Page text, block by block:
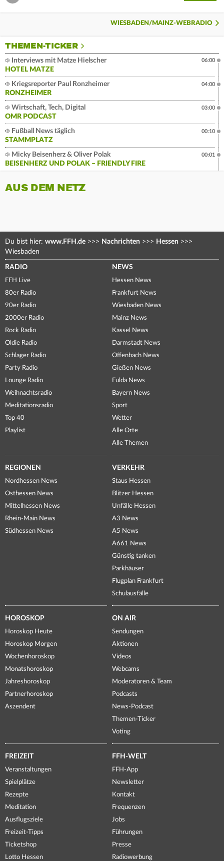
WIESBADEN/MAINZ-WEBRADIO
THEMEN-TICKER
Interviews mit Matze Hielscher
HOTEL MATZE
06:00
Kriegsreporter Paul Ronzheimer
RONZHEIMER
04:00
Wirtschaft, Tech, Digital
OMR PODCAST
03:00
Fußball News täglich
STAMMPLATZ
00:10
Micky Beisenherz & Oliver Polak
BEISENHERZ UND POLAK – FRIENDLY FIRE
00:01
AUS DEM NETZ
Du bist hier: www.FFH.de >>> Nachrichten >>> Hessen >>>
Wiesbaden
RADIO
FFH Live
80er Radio
90er Radio
2000er Radio
Rock Radio
Oldie Radio
Schlager Radio
Party Radio
Lounge Radio
Weihnachtsradio
Meditationsradio
Top 40
Playlist
NEWS
Hessen News
Frankfurt News
Wiesbaden News
Mainz News
Kassel News
Darmstadt News
Offenbach News
Gießen News
Fulda News
Bayern News
Sport
Wetter
Alle Orte
Alle Themen
REGIONEN
Nordhessen News
Osthessen News
Mittelhessen News
Rhein-Main News
Südhessen News
VERKEHR
Staus Hessen
Blitzer Hessen
Unfälle Hessen
A3 News
A5 News
A661 News
Günstig tanken
Parkhäuser
Flugplan Frankfurt
Schulausfälle
HOROSKOP
Horoskop Heute
Horoskop Morgen
Wochenhoroskop
Monatshoroskop
Jahreshoroskop
Partnerhoroskop
Aszendent
ON AIR
Sendungen
Aktionen
Videos
Webcams
Moderatoren & Team
Podcasts
News-Podcast
Themen-Ticker
Voting
FREIZEIT
Veranstaltungen
Spielplätze
Rezepte
Meditation
Ausflugsziele
Freizeit-Tipps
Ticketshop
Lotto Hessen
FFH-WELT
FFH-App
Newsletter
Kontakt
Frequenzen
Jobs
Führungen
Presse
Radiowerbung